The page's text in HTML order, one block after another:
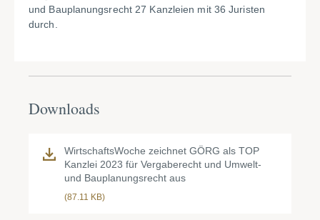
und Bauplanungsrecht 27 Kanzleien mit 36 Juristen
durch.
Downloads
WirtschaftsWoche zeichnet GÖRG als TOP
Kanzlei 2023 für Vergaberecht und Umwelt-
und Bauplanungsrecht aus
(87.11 KB)